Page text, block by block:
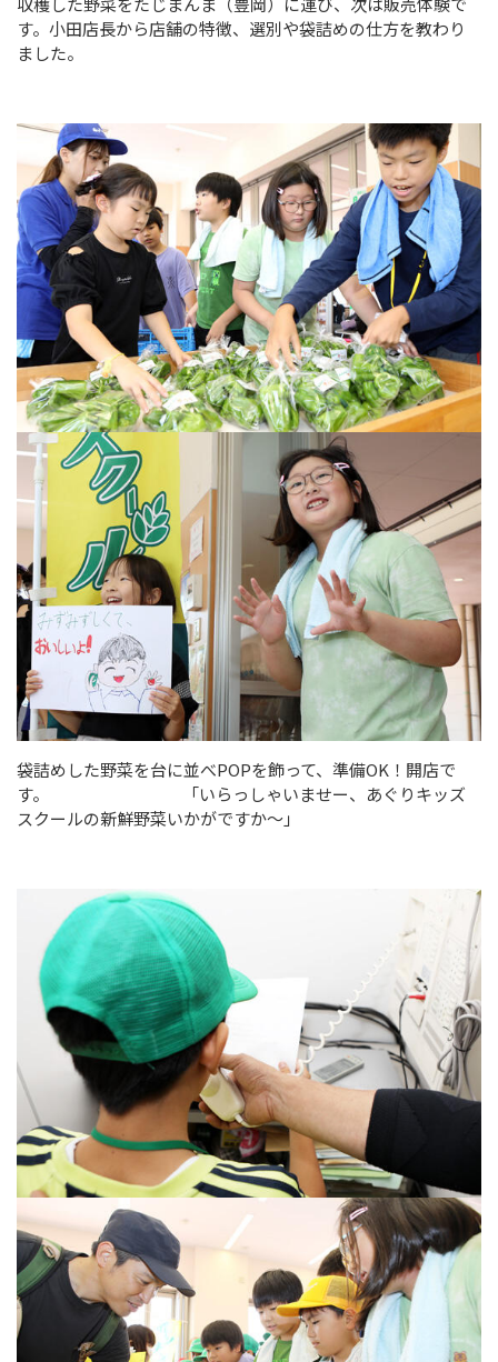
す。小田店長から店舗の特徴、選別や袋詰めの仕方を教わり
ました。
袋詰めした野菜を台に並べPOPを飾って、準備OK！開店で
す。 「いらっしゃいませー、あぐりキッズ
スクールの新鮮野菜いかがですか～」